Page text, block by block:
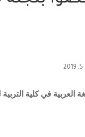
العربية في كلية